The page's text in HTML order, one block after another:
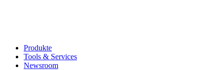
Produkte
Tools & Services
Newsroom